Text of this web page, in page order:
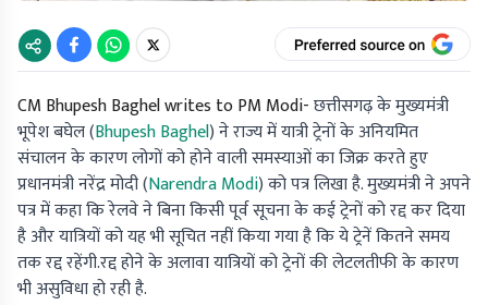
CM Bhupesh Baghel writes to PM Modi-छत्तीसगढ़ के मुख्यमंत्री
भूपेश बघेल (Bhupesh Baghel) ने राज्य में यात्री ट्रेनों के अनियमित
संचालन के कारण लोगों को होने वाली समस्याओं का जिक्र करते हुए
प्रधानमंत्री नरेंद्र मोदी (Narendra Modi) को पत्र लिखा है. मुख्यमंत्री ने अपने
पत्र में कहा कि रेलवे ने बिना किसी पूर्व सूचना के कई ट्रेनों को रद्द कर दिया
है और यात्रियों को यह भी सूचित नहीं किया गया है कि ये ट्रेनें कितने समय
तक रद्द रहेंगी.रद्द होने के अलावा यात्रियों को ट्रेनों की लेटलतीफी के कारण
भी असुविधा हो रही है.